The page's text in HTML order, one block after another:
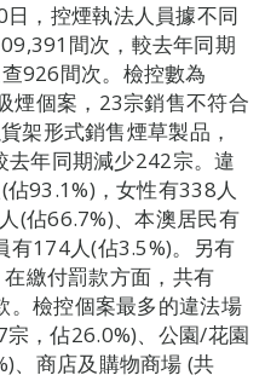
，控煙執法人員據不同
間次，較去年同期
926間次。檢控數為
煙個案，23宗銷售不符合
架形式銷售煙草製品，
去年同期減少242宗。違
93.1%)，女性有338人
(佔66.7%)、本澳居民有
有174人(佔3.5%)。另有
繳付罰款方面，共有
。檢控個案最多的違法場
，佔26.0%)、公園/花園
、商店及購物商場 (共